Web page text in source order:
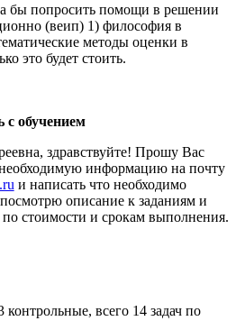
бы попросить помощи в решении
(веип) 1) философия в
методы оценки в
это будет стоить.
обучением
здравствуйте! Прошу Вас
информацию на почту
и написать что необходимо
описание к заданиям и
стоимости и срокам выполнения.
всего 14 задач по